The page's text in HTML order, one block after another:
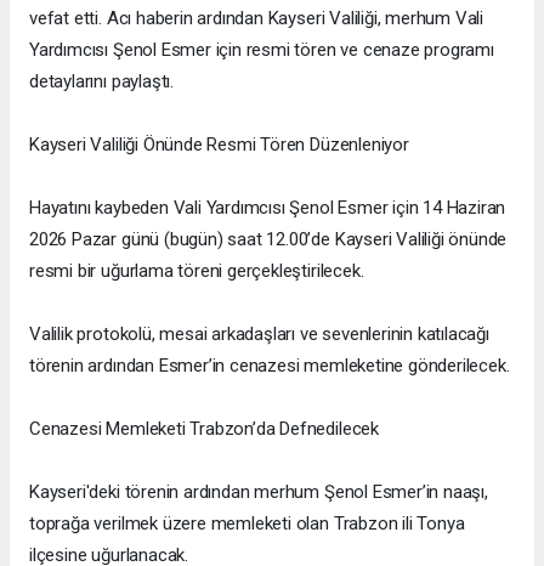
vefat etti. Acı haberin ardından Kayseri Valiliği, merhum Vali
Yardımcısı Şenol Esmer için resmi tören ve cenaze programı
detaylarını paylaştı.
Kayseri Valiliği Önünde Resmi Tören Düzenleniyor
Hayatını kaybeden Vali Yardımcısı Şenol Esmer için 14 Haziran
2026 Pazar günü (bugün) saat 12.00’de Kayseri Valiliği önünde
resmi bir uğurlama töreni gerçekleştirilecek.
Valilik protokolü, mesai arkadaşları ve sevenlerinin katılacağı
törenin ardından Esmer’in cenazesi memleketine gönderilecek.
Cenazesi Memleketi Trabzon’da Defnedilecek
Kayseri'deki törenin ardından merhum Şenol Esmer’in naaşı,
toprağa verilmek üzere memleketi olan Trabzon ili Tonya
ilçesine uğurlanacak.